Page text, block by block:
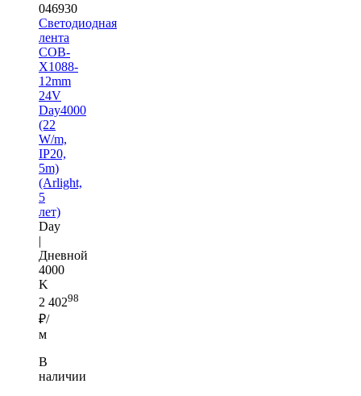
046930
Светодиодная
лента
COB-
X1088-
12mm
24V
Day4000
(22
W/m,
IP20,
5m)
(Arlight,
5
лет)
Day
|
Дневной
4000
K
2 40298
₽/
м
В
наличии